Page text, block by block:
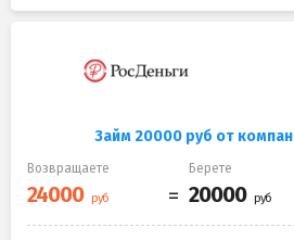
Займ 20000 руб от
Возвращаете Берете